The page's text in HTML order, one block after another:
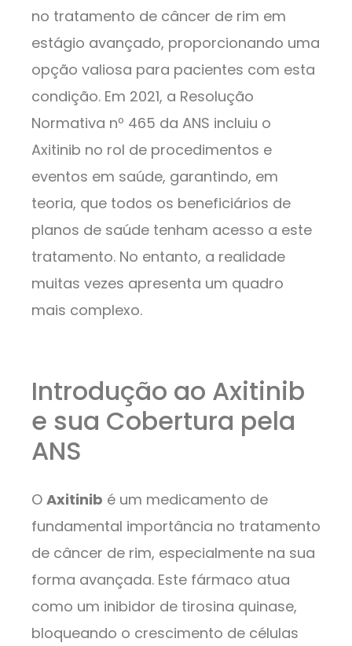
no tratamento de câncer de rim em
estágio avançado, proporcionando uma
opção valiosa para pacientes com esta
condição. Em 2021, a Resolução
Normativa nº 465 da ANS incluiu o
Axitinib no rol de procedimentos e
eventos em saúde, garantindo, em
teoria, que todos os beneficiários de
planos de saúde tenham acesso a este
tratamento. No entanto, a realidade
muitas vezes apresenta um quadro
mais complexo.
Introdução ao Axitinib
e sua Cobertura pela
ANS
O Axitinib é um medicamento de
fundamental importância no tratamento
de câncer de rim, especialmente na sua
forma avançada. Este fármaco atua
como um inibidor de tirosina quinase,
bloqueando o crescimento de células